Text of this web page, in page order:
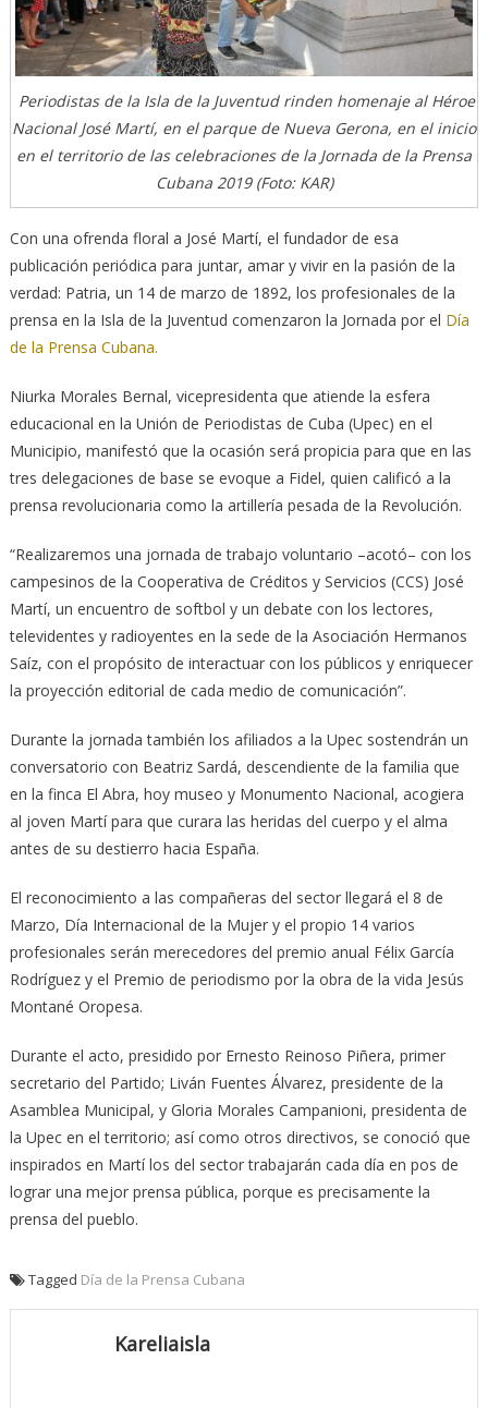
Periodistas de la Isla de la Juventud rinden homenaje al Héroe
Nacional José Martí, en el parque de Nueva Gerona, en el inicio
en el territorio de las celebraciones de la Jornada de la Prensa
Cubana 2019 (Foto: KAR)
Con una ofrenda floral a José Martí, el fundador de esa
publicación periódica para juntar, amar y vivir en la pasión de la
verdad: Patria, un 14 de marzo de 1892, los profesionales de la
prensa en la Isla de la Juventud comenzaron la Jornada por el Día
de la Prensa Cubana.
Niurka Morales Bernal, vicepresidenta que atiende la esfera
educacional en la Unión de Periodistas de Cuba (Upec) en el
Municipio, manifestó que la ocasión será propicia para que en las
tres delegaciones de base se evoque a Fidel, quien calificó a la
prensa revolucionaria como la artillería pesada de la Revolución.
“Realizaremos una jornada de trabajo voluntario –acotó– con los
campesinos de la Cooperativa de Créditos y Servicios (CCS) José
Martí, un encuentro de softbol y un debate con los lectores,
televidentes y radioyentes en la sede de la Asociación Hermanos
Saíz, con el propósito de interactuar con los públicos y enriquecer
la proyección editorial de cada medio de comunicación”.
Durante la jornada también los afiliados a la Upec sostendrán un
conversatorio con Beatriz Sardá, descendiente de la familia que
en la finca El Abra, hoy museo y Monumento Nacional, acogiera
al joven Martí para que curara las heridas del cuerpo y el alma
antes de su destierro hacia España.
El reconocimiento a las compañeras del sector llegará el 8 de
Marzo, Día Internacional de la Mujer y el propio 14 varios
profesionales serán merecedores del premio anual Félix García
Rodríguez y el Premio de periodismo por la obra de la vida Jesús
Montané Oropesa.
Durante el acto, presidido por Ernesto Reinoso Piñera, primer
secretario del Partido; Liván Fuentes Álvarez, presidente de la
Asamblea Municipal, y Gloria Morales Campanioni, presidenta de
la Upec en el territorio; así como otros directivos, se conoció que
inspirados en Martí los del sector trabajarán cada día en pos de
lograr una mejor prensa pública, porque es precisamente la
prensa del pueblo.
Tagged Día de la Prensa Cubana
Kareliaisla